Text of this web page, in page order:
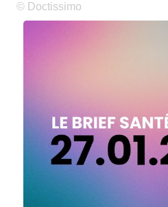
© Doctissimo